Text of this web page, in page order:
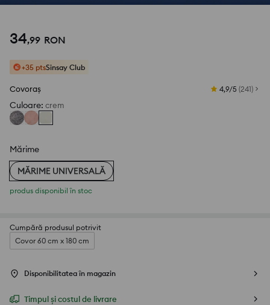
34,99 RON
+35 ptsSinsay Club
Covoraș 4,9/5 (241)
Culoare: crem
Mărime
MĂRIME UNIVERSALĂ
produs disponibil în stoc
Cumpără produsul potrivit
Covor 60 cm x 180 cm
Disponibilitatea în magazin
Timpul și costul de livrare